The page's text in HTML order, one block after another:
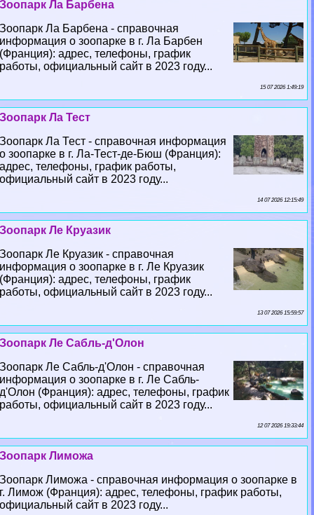
Зоопарк Ла Барбена
Зоопарк Ла Барбена - справочная
информация о зоопарке в г. Ла Барбен
(Франция): адрес, телефоны, график
работы, официальный сайт в 2023 году...
15 07 2026 1:49:19
Зоопарк Ла Тест
Зоопарк Ла Тест - справочная информация
о зоопарке в г. Ла-Тест-де-Бюш (Франция):
адрес, телефоны, график работы,
официальный сайт в 2023 году...
14 07 2026 12:15:49
Зоопарк Ле Круазик
Зоопарк Ле Круазик - справочная
информация о зоопарке в г. Ле Круазик
(Франция): адрес, телефоны, график
работы, официальный сайт в 2023 году...
13 07 2026 15:59:57
Зоопарк Ле Сабль-д'Олон
Зоопарк Ле Сабль-д'Олон - справочная
информация о зоопарке в г. Ле Сабль-
д'Олон (Франция): адрес, телефоны, график
работы, официальный сайт в 2023 году...
12 07 2026 19:33:44
Зоопарк Лиможа
Зоопарк Лиможа - справочная информация о зоопарке в
г. Лимож (Франция): адрес, телефоны, график работы,
официальный сайт в 2023 году...